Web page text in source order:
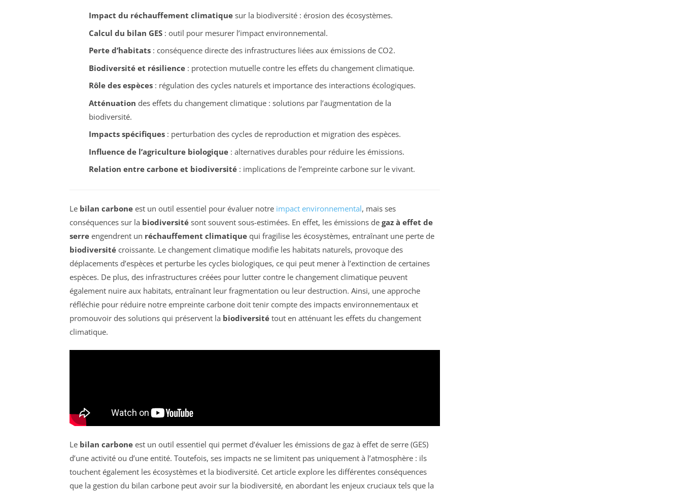
Impact du réchauffement climatiquesur la biodiversité : érosion des écosystèmes.
Calcul du bilan GES: outil pour mesurer l’impact environnemental.
Perte d’habitats: conséquence directe des infrastructures liées aux émissions de CO2.
Biodiversité et résilience: protection mutuelle contre les effets du changement climatique.
Rôle des espèces: régulation des cycles naturels et importance des interactions écologiques.
Atténuation des effets du changement climatique : solutions par l’augmentation de la
biodiversité.
Impacts spécifiques: perturbation des cycles de reproduction et migration des espèces.
Influence de l’agriculture biologique: alternatives durables pour réduire les émissions.
Relation entre carbone et biodiversité: implications de l’empreinte carbone sur le vivant.
Le bilan carbone est un outil essentiel pour évaluer notre impact environnemental, mais ses
conséquences sur la biodiversité sont souvent sous-estimées. En effet, les émissions de gaz à effet de
serre engendrent un réchauffement climatique qui fragilise les écosystèmes, entraînant une perte de
biodiversité croissante. Le changement climatique modifie les habitats naturels, provoque des
déplacements d’espèces et perturbe les cycles biologiques, ce qui peut mener à l’extinction de certaines
espèces. De plus, des infrastructures créées pour lutter contre le changement climatique peuvent
également nuire aux habitats, entraînant leur fragmentation ou leur destruction. Ainsi, une approche
réfléchie pour réduire notre empreinte carbone doit tenir compte des impacts environnementaux et
promouvoir des solutions qui préservent la biodiversité tout en atténuant les effets du changement
climatique.
Le bilan carbone est un outil essentiel qui permet d’évaluer les émissions de gaz à effet de serre (GES)
d’une activité ou d’une entité. Toutefois, ses impacts ne se limitent pas uniquement à l’atmosphère : ils
touchent également les écosystèmes et la biodiversité. Cet article explore les différentes conséquences
que la gestion du bilan carbone peut avoir sur la biodiversité, en abordant les enjeux cruciaux tels que la